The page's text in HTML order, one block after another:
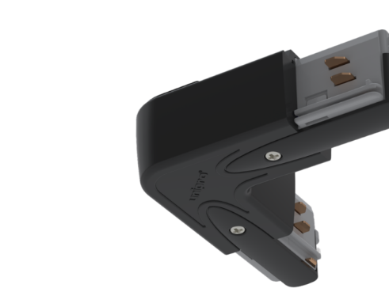
Juhtimisahelate nupud ( ava 8, 16 ja 22 mm )
Elektromehaaniline relee
Toiteplokid AC/DC, DC/DC
KAABLID